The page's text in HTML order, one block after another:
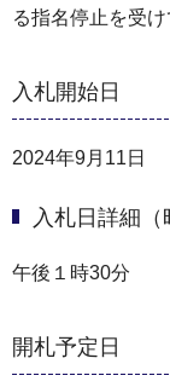
る指名停止を受け
入札開始日
2024年9月11日
入札日詳細（
午後１時30分
開札予定日